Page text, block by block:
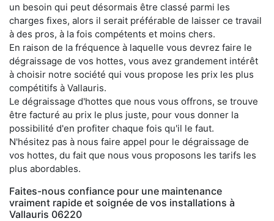
un besoin qui peut désormais être classé parmi les
charges fixes, alors il serait préférable de laisser ce travail
à des pros, à la fois compétents et moins chers.
En raison de la fréquence à laquelle vous devrez faire le
dégraissage de vos hottes, vous avez grandement intérêt
à choisir notre société qui vous propose les prix les plus
compétitifs à Vallauris.
Le dégraissage d'hottes que nous vous offrons, se trouve
être facturé au prix le plus juste, pour vous donner la
possibilité d'en profiter chaque fois qu'il le faut.
N'hésitez pas à nous faire appel pour le dégraissage de
vos hottes, du fait que nous vous proposons les tarifs les
plus abordables.
Faites-nous confiance pour une maintenance
vraiment rapide et soignée de vos installations à
Vallauris 06220